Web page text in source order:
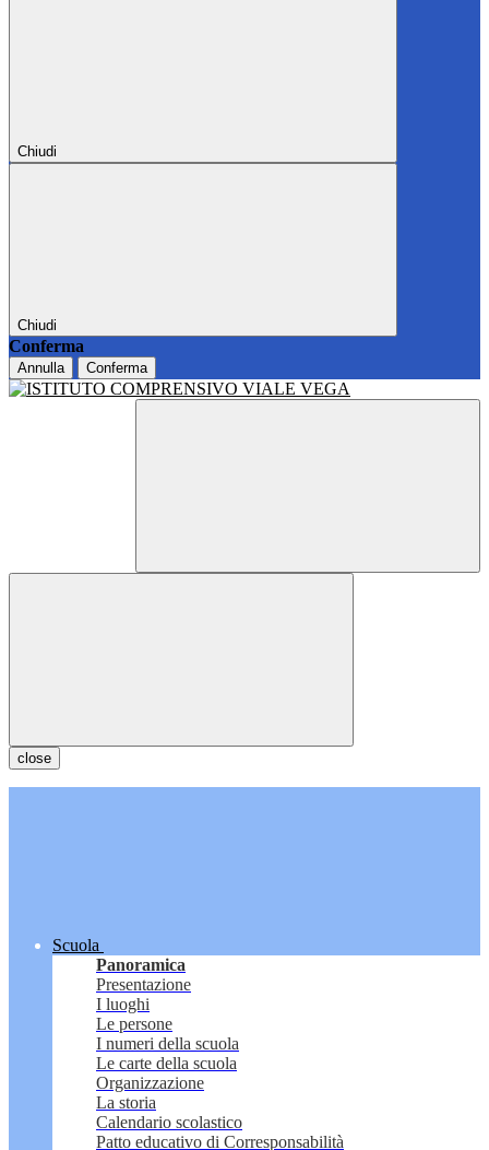
Chiudi
Chiudi
Conferma
Annulla Conferma
close
Scuola
Panoramica
Presentazione
I luoghi
Le persone
I numeri della scuola
Le carte della scuola
Organizzazione
La storia
Calendario scolastico
Patto educativo di Corresponsabilità